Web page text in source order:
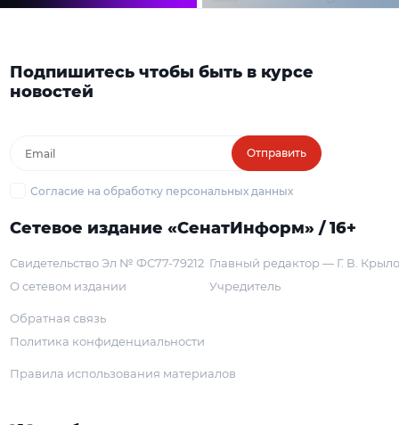
Подпишитесь чтобы быть в курсе
новостей
Отправить
Согласие на обработку персональных данных
Сетевое издание «СенатИнформ» / 16+
Свидетельство Эл № ФС77-79212
О сетевом издании
Главный редактор — Г. В.
Учредитель
Обратная связь
Политика конфиденциальности
Правила использования материалов